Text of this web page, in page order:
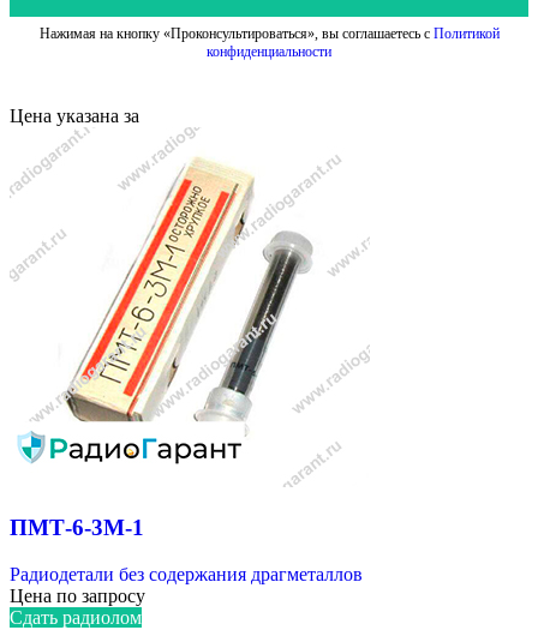
Нажимая на кнопку «Проконсультироваться», вы соглашаетесь с Политикой
конфиденциальности
Цена указана за
ПМТ-6-3М-1
Радиодетали без содержания драгметаллов
Цена по запросу
Сдать радиолом